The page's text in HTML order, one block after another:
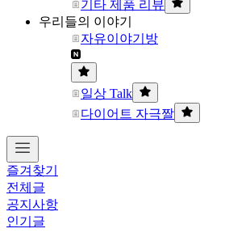
기타 제품 리뷰
우리들의 이야기
자유이야기방
일상 Talk
다이어트 자극짤
즐겨찾기
전체글
공지사항
인기글